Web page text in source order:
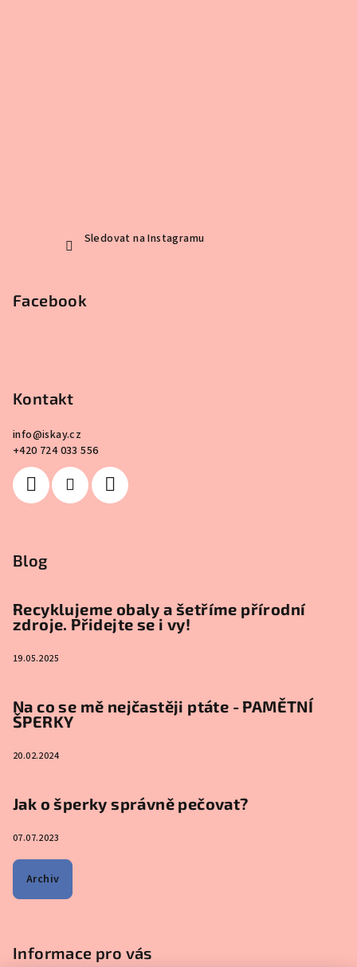
Sledovat na Instagramu
Facebook
Kontakt
info@iskay.cz
+420 724 033 556
Blog
Recyklujeme obaly a šetříme přírodní
zdroje. Přidejte se i vy!
19.05.2025
Na co se mě nejčastěji ptáte - PAMĚTNÍ
ŠPERKY
20.02.2024
Jak o šperky správně pečovat?
07.07.2023
Archiv
Informace pro vás